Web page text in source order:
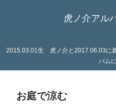
虎ノ介アル
2015.03.01生 虎ノ介と2017.06.03に
バム
お庭で涼む